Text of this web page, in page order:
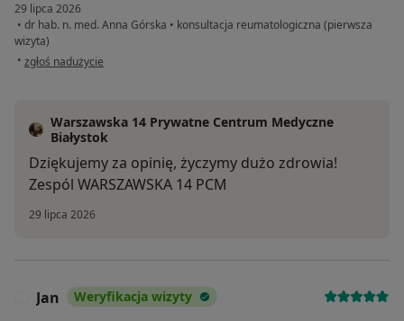
29 lipca 2026
• dr hab. n. med. Anna Górska • konsultacja reumatologiczna (pierwsza
wizyta)
• w opinii użytkownika Joanna
zgłoś nadużycie
Warszawska 14 Prywatne Centrum Medyczne
Białystok
Dziękujemy za opinię, życzymy dużo zdrowia!
Zespól WARSZAWSKA 14 PCM
29 lipca 2026
Jan Weryfikacja wizyty